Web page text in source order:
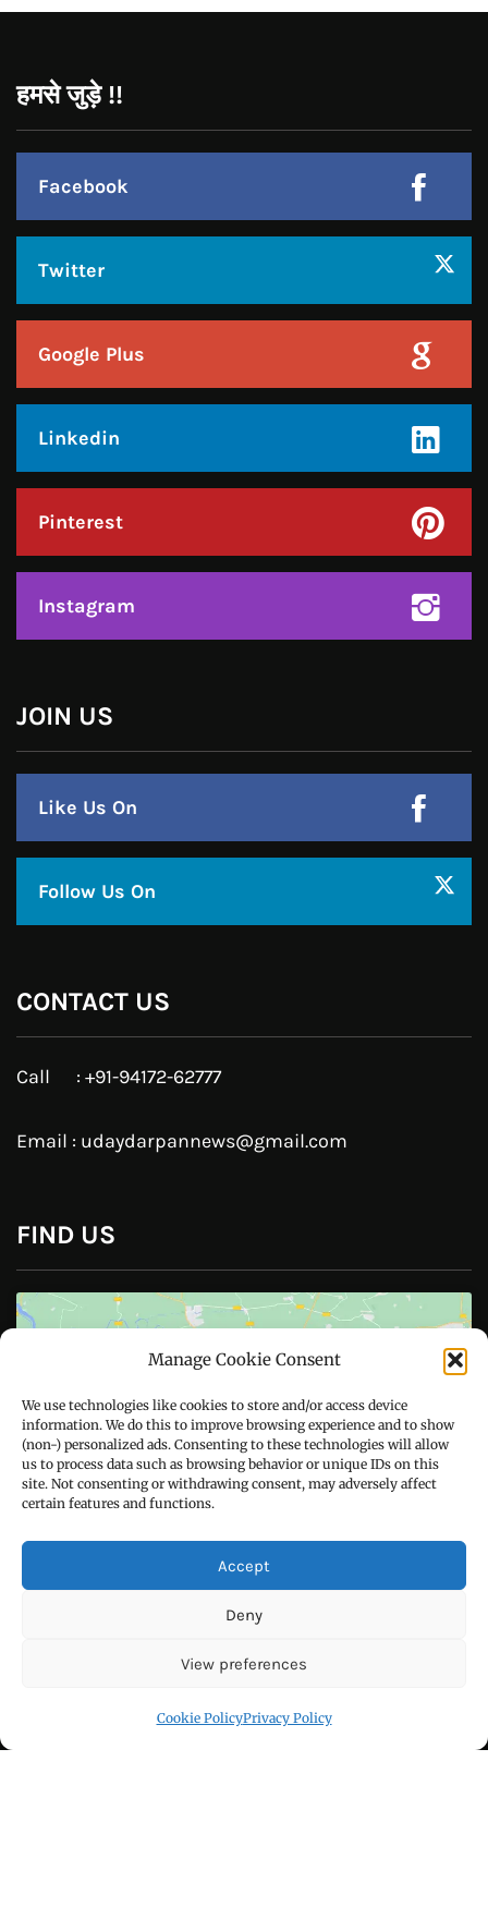
Manage Cookie Consent
We use technologies like cookies to store and/or access device
information. We do this to improve browsing experience and to show
(non-) personalized ads. Consenting to these technologies will allow
us to process data such as browsing behavior or unique IDs on this
site. Not consenting or withdrawing consent, may adversely affect
certain features and functions.
Accept
Deny
View preferences
Cookie PolicyPrivacy Policy
Pinterest
Instagram
हमसे जुड़े !!
Facebook
Twitter
Google Plus
Linkedin
Pinterest
Instagram
JOIN US
CONTACT US
Call : +91-94172-62777
Email : udaydarpannews@gmail.com
Click to accept marketing cookies and